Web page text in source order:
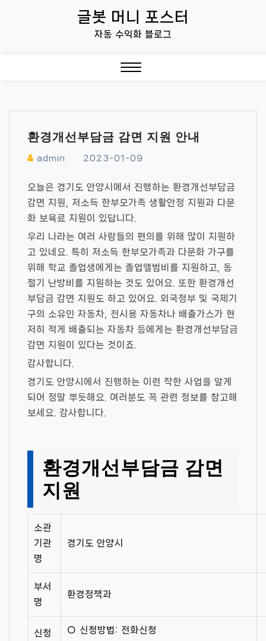
글봇 머니 포스터
자동 수익화 블로그
환경개선부담금 감면 지원 안내
admin 2023-01-09
오늘은 경기도 안양시에서 진행하는 환경개선부담금
감면 지원, 저소득 한부모가족 생활안정 지원과 다문
화 보육료 지원이 있답니다.
우리 나라는 여러 사람들의 편의를 위해 많이 지원하
고 있네요. 특히 저소득 한부모가족과 다문화 가구를
위해 학교 졸업생에게는 졸업앨범비를 지원하고, 동
절기 난방비를 지원하는 것도 있어요. 또한 환경개선
부담금 감면 지원도 하고 있어요. 외국정부 및 국제기
구의 소유인 자동차, 전시용 자동차나 배출가스가 현
저히 적게 배출되는 자동차 등에게는 환경개선부담금
감면 지원이 있다는 것이죠.
감사합니다.
경기도 안양시에서 진행하는 이런 착한 사업을 알게
되어 정말 뿌듯해요. 여러분도 꼭 관련 정보를 참고해
보세요. 감사합니다.
환경개선부담금 감면
지원
소관
기관
명
경기도 안양시
부서
명
환경정책과
신청
○ 신청방법: 전화신청